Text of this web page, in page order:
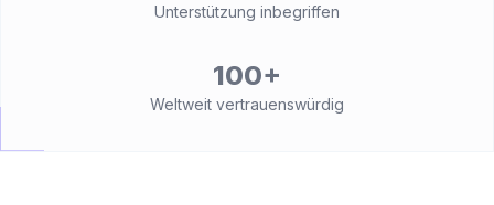
Unterstützung inbegriffen
100+
Weltweit vertrauenswürdig